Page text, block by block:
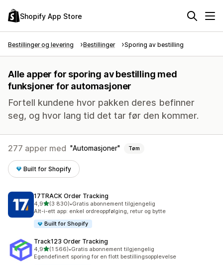
Shopify App Store
Bestillinger og levering Bestillinger Sporing av bestilling
Alle apper for sporing av bestilling med
funksjoner for automasjoner
Fortell kundene hvor pakken deres befinner
seg, og hvor lang tid det tar før den kommer.
277 apper med Automasjoner Tøm
Built for Shopify
17TRACK Order Tracking
4,9av 5 stjerner
(3 830)
Totalt 3830 omtaler
•Gratis abonnement tilgjengelig
Alt-i-ett app: enkel ordreoppfølging, retur og bytte
Built for Shopify
Track123 Order Tracking
4,9av 5 stjerner
(1 566)
Totalt 1566 omtaler
•Gratis abonnement tilgjengelig
Egendefinert sporing for en flott bestillingsopplevelse